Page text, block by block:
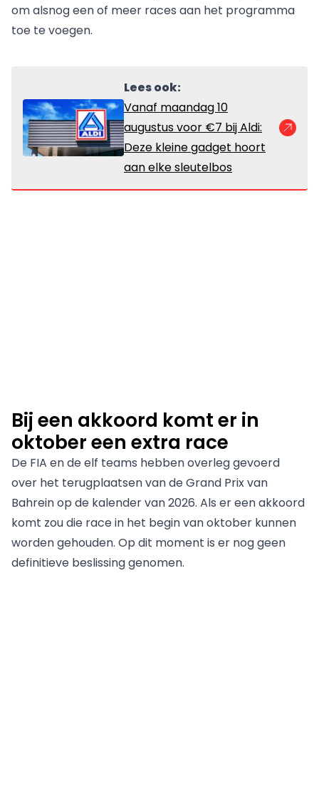
om alsnog een of meer races aan het programma
toe te voegen.
Lees ook:
Vanaf maandag 10
augustus voor €7 bij Aldi:
Deze kleine gadget hoort
aan elke sleutelbos
Bij een akkoord komt er in
oktober een extra race
De FIA en de elf teams hebben overleg gevoerd
over het terugplaatsen van deGrand Prix van
Bahreinop de kalender van 2026. Als er een akkoord
komt zou die race in het begin van oktober kunnen
worden gehouden. Op dit moment is er nog geen
definitieve beslissing genomen.